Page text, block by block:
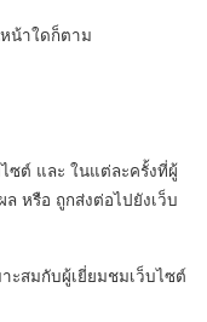
น้าใดก็ตาม
ซต์ และ ในแต่ละครั้งที่ผู้
หรือ ถูกส่งต่อไปยังเว็บ
ะสมกับผู้เยี่ยมชมเว็บไซต์